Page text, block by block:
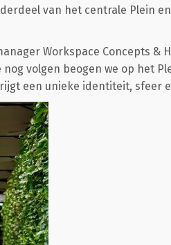
van het centrale Plein
Workspace Concepts &
volgen beogen we op het
een unieke identiteit, sfeer